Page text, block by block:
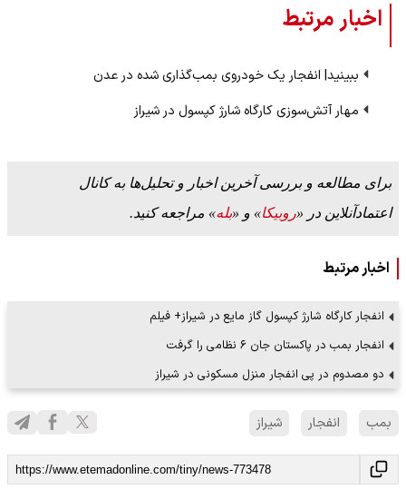
اخبار مرتبط
ببینید| انفجار یک خودروی بمب‌گذاری شده در عدن
مهار آتش‌سوزی کارگاه شارژ کپسول در شیراز
برای مطالعه و بررسی آخرین اخبار و تحلیل‌ها به کانال
اعتمادآنلاین در «روبیکا» و «بله» مراجعه کنید.
اخبار مرتبط
انفجار کارگاه شارژ کپسول گاز مایع در شیراز+ فیلم
انفجار بمب در پاکستان جان ۶ نظامی را گرفت
دو مصدوم در پی انفجار منزل مسکونی در شیراز
بمب انفجار شیراز